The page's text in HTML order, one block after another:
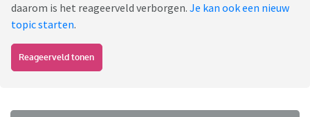
daarom is het reageerveld verborgen. Je kan ook een nieuw
topic starten.
Reageerveld tonen